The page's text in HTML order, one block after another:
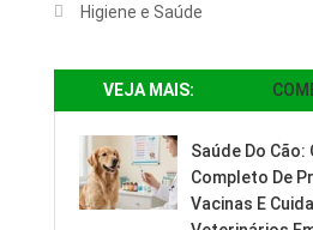
Higiene e Saúde
VEJA MAIS:
Saúde Do Cão:
Completo De
Vacinas E